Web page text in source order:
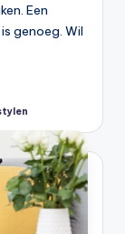
Een
genoeg. Wil